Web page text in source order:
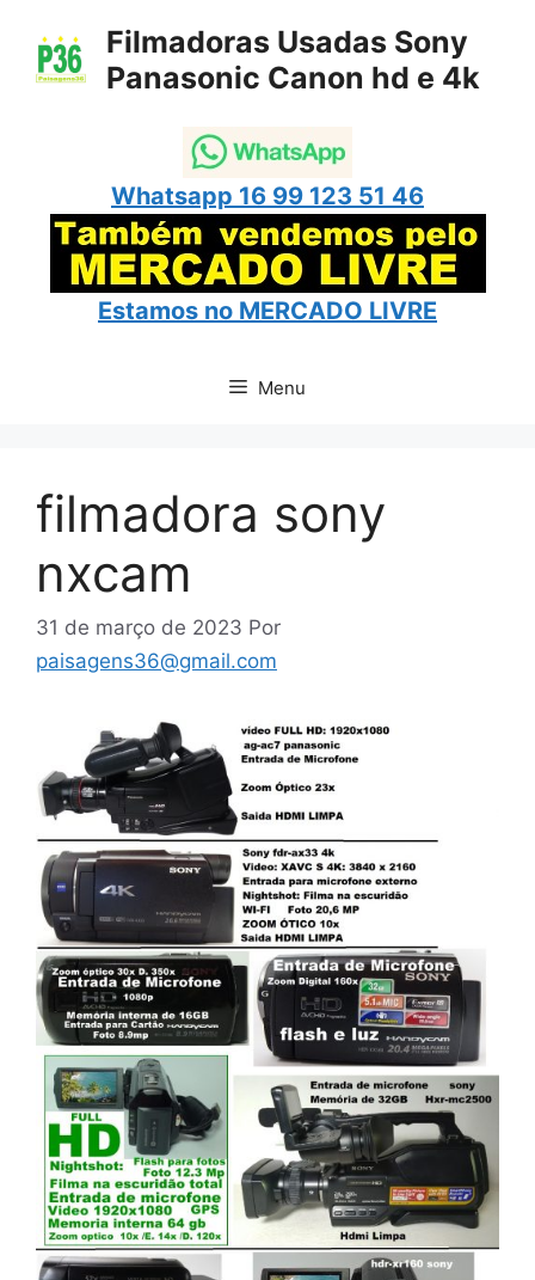
para
Filmadoras Usadas Sony
Panasonic Canon hd e 4k
Whatsapp 16 99 123 51 46
Estamos no MERCADO LIVRE
Menu
filmadora sony
nxcam
31 de março de 2023 Por
paisagens36@gmail.com